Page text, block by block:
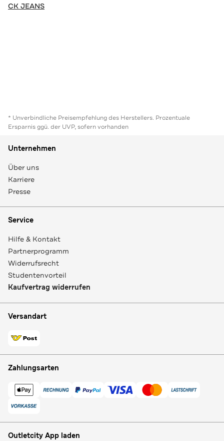
CK JEANS
* Unverbindliche Preisempfehlung des Herstellers. Prozentuale
Ersparnis ggü. der UVP, sofern vorhanden
Unternehmen
Über uns
Karriere
Presse
Service
Hilfe & Kontakt
Partnerprogramm
Widerrufsrecht
Studentenvorteil
Kaufvertrag widerrufen
Versandart
Zahlungsarten
Outletcity App laden